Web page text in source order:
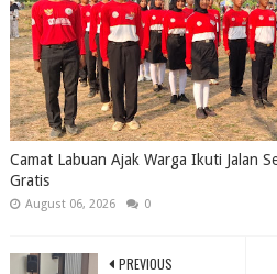
Camat Labuan Ajak Warga Ikuti Jalan
Gratis
August 06, 2026 0
PREVIOUS